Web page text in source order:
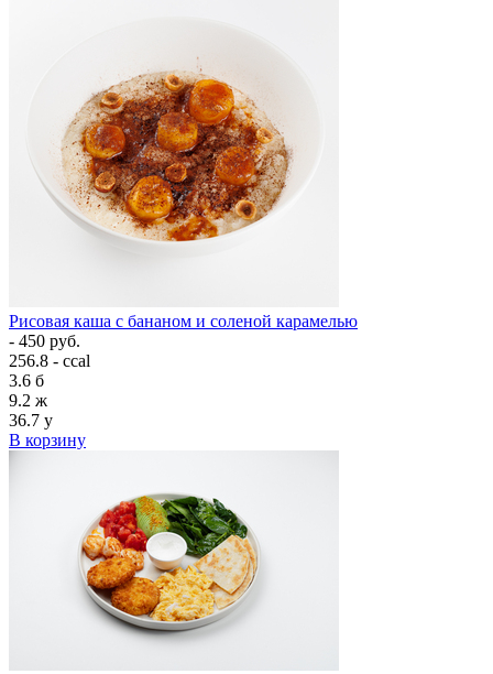
Рисовая каша с бананом и соленой карамелью
- 450 руб.
256.8 - ccal
3.6 б
9.2 ж
36.7 у
В корзину